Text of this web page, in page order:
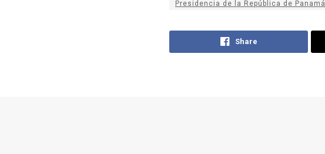
Presidencia de la República de Panamá
Share